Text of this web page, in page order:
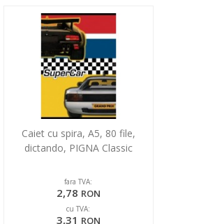
Caiet cu spira, A5, 80 file,
dictando, PIGNA Classic
fara TVA:
2,78 RON
cu TVA:
3,31 RON